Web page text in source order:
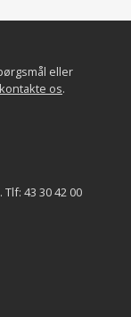
eller
kontakte os.
43 30 42 00